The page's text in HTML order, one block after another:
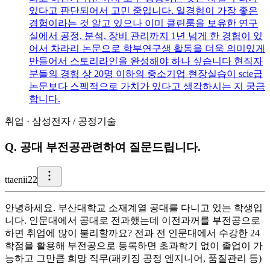
있다고 판단되어서 고민 중입니다. 일경험이 가장 좋은
경험이라는 것 알고 있으나 이미 클린룸을 보유한 연구
실에서 공정, 분석, 장비 관리까지 1년 넘게 한 경험이 있
어서 차라리 논문으로 학부연구생 활동을 더욱 의미있게
만들어서 스토리라인을 완성해야 하나 싶습니다 현직자
분들의 경험 상 20명 이하의 중소기업 현장실습이 scie급
논문보다 스펙적으로 가치가 있다고 생각하시는 지 궁금
합니다.
취업 · 삼성전자 / 공정기술
Q. 공대 부전공관련하여 질문드립니다.
ttaenii22
안녕하세요. 부산대학교 소재계열 공대를 다니고 있는 학생입
니다. 인문대에서 공대로 전과했는데 이전과꺼를 부전공으로
하면 취업에 많이 불리할까요? 전과 전 인문대에서 수강한 24
학점을 활용해 부전공으로 등록하면 초과학기 없이 졸업이 가
능하고 그만큼 희망 직무(패키징 공정 엔지니어, 품질관리 등)